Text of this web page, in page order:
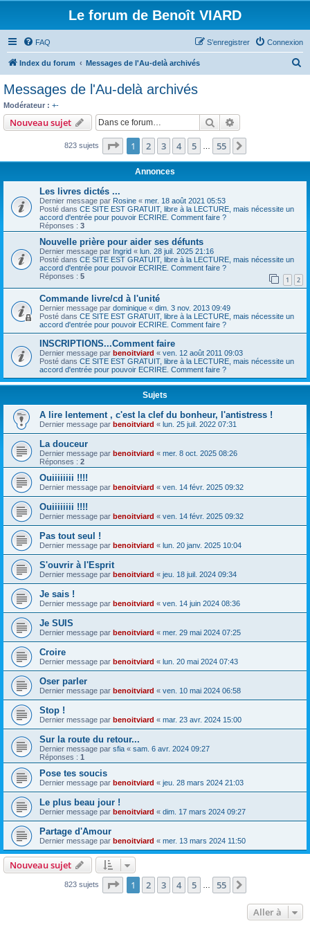
Le forum de Benoît VIARD
FAQ Connexion
S’enregistrer
Index du forum Messages de l'Au-delà archivés
c
Messages de l'Au-delà archivés
Modérateur : +-
Nouveau sujet Rechercher
823 sujets Page 1sur55
1 2 3 4 5 55
Annonces
Les livres dictés ...
Dernier message par Rosine « mer. 18 août 2021 05:53
Posté dans CE SITE EST GRATUIT, libre à la LECTURE, mais nécessite un
accord d'entrée pour pouvoir ECRIRE. Comment faire ?
Réponses : 3
Nouvelle prière pour aider ses défunts
Dernier message par Ingrid « lun. 28 juil. 2025 21:16
Posté dans CE SITE EST GRATUIT, libre à la LECTURE, mais nécessite un
accord d'entrée pour pouvoir ECRIRE. Comment faire ?
Réponses : 5 1 2
Commande livre/cd à l'unité
Dernier message par dominique « dim. 3 nov. 2013 09:49
Posté dans CE SITE EST GRATUIT, libre à la LECTURE, mais nécessite un
accord d'entrée pour pouvoir ECRIRE. Comment faire ?
INSCRIPTIONS...Comment faire
Dernier message par benoitviard « ven. 12 août 2011 09:03
Posté dans CE SITE EST GRATUIT, libre à la LECTURE, mais nécessite un
accord d'entrée pour pouvoir ECRIRE. Comment faire ?
Sujets
A lire lentement , c'est la clef du bonheur, l'antistress !
Dernier message par benoitviard « lun. 25 juil. 2022 07:31
La douceur
Dernier message par benoitviard « mer. 8 oct. 2025 08:26
Réponses : 2
Ouiiiiiiii !!!!
Dernier message par benoitviard « ven. 14 févr. 2025 09:32
Ouiiiiiiii !!!!
Dernier message par benoitviard « ven. 14 févr. 2025 09:32
Pas tout seul !
Dernier message par benoitviard « lun. 20 janv. 2025 10:04
S'ouvrir à l'Esprit
Dernier message par benoitviard « jeu. 18 juil. 2024 09:34
Je sais !
Dernier message par benoitviard « ven. 14 juin 2024 08:36
Je SUIS
Dernier message par benoitviard « mer. 29 mai 2024 07:25
Croire
Dernier message par benoitviard « lun. 20 mai 2024 07:43
Oser parler
Dernier message par benoitviard « ven. 10 mai 2024 06:58
Stop !
Dernier message par benoitviard « mar. 23 avr. 2024 15:00
Sur la route du retour...
Dernier message par sfia « sam. 6 avr. 2024 09:27
Réponses : 1
Pose tes soucis
Dernier message par benoitviard « jeu. 28 mars 2024 21:03
Le plus beau jour !
Dernier message par benoitviard « dim. 17 mars 2024 09:27
Partage d'Amour
Dernier message par benoitviard « mer. 13 mars 2024 11:50
Nouveau sujet
823 sujets Page 1sur55
1 2 3 4 5 55
Aller à